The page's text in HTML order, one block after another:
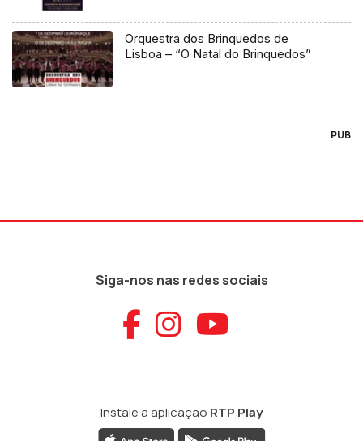
Orquestra dos Brinquedos de
Lisboa – “O Natal do Brinquedos”
PUB
Siga-nos nas redes sociais
Aceder ao
Aceder ao
Aceder
Instale a aplicação RTP Play